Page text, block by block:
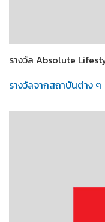
รางวัล Absolute
รางวัลจากสถาบันต่าง ๆ